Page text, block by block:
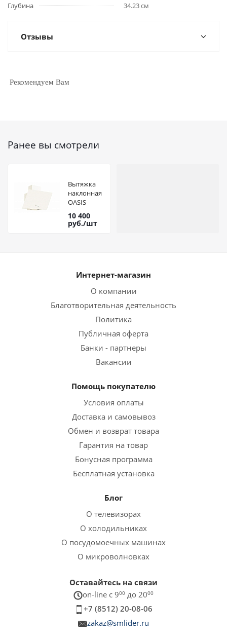
Глубина
34.23 см
Отзывы
Рекомендуем Вам
Ранее вы смотрели
Вытяжка
наклонная
OASIS
everywhere
NP-50I (FR)
10 400
руб./шт
Интернет-магазин
О компании
Благотворительная деятельность
Политика
Публичная оферта
Банки - партнеры
Вакансии
Помощь покупателю
Условия оплаты
Доставка и самовывоз
Обмен и возврат товара
Гарантия на товар
Бонусная программа
Бесплатная установка
Блог
О телевизорах
О холодильниках
О посудомоечных машинах
О микроволновках
Оставайтесь на связи
on-line c 900 до 2000
+7 (8512) 20-08-06
zakaz@smlider.ru